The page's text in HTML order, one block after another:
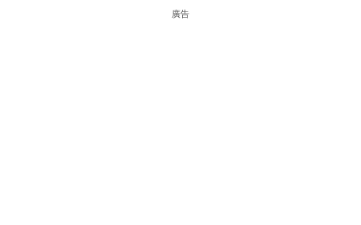
廣告